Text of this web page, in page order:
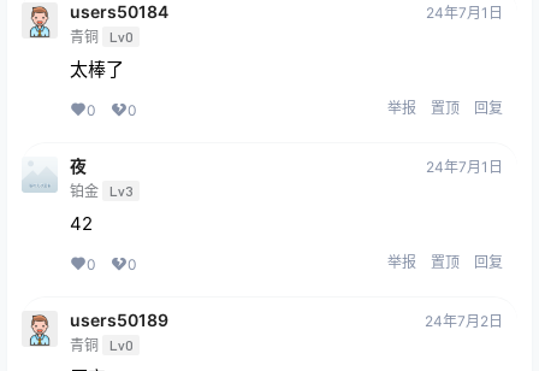
users50184
青铜 Lv0
24年7月1日
太棒了
0 0 举报 置顶 回复
夜
铂金 Lv3
24年7月1日
42
0 0 举报 置顶 回复
users50189
青铜 Lv0
24年7月2日